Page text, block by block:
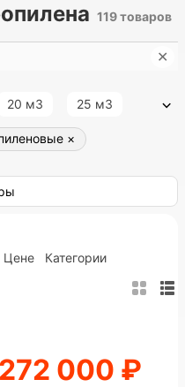
119 товаров
✕
20 м3 25 м3
45 м3
70 м3 75 м3
ПНД
Утепленные
×
Цене Категории
272 000 ₽